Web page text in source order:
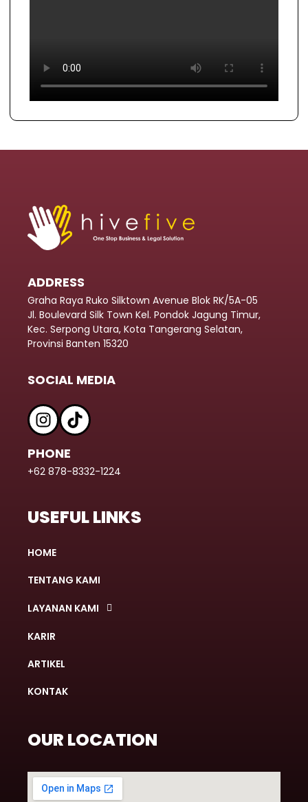
ADDRESS
Graha Raya Ruko Silktown Avenue Blok RK/5A-05
Jl. Boulevard Silk Town Kel. Pondok Jagung Timur,
Kec. Serpong Utara, Kota Tangerang Selatan,
Provinsi Banten 15320
SOCIAL MEDIA
PHONE
+62 878-8332-1224
USEFUL LINKS
HOME
TENTANG KAMI
LAYANAN KAMI
KARIR
ARTIKEL
KONTAK
OUR LOCATION